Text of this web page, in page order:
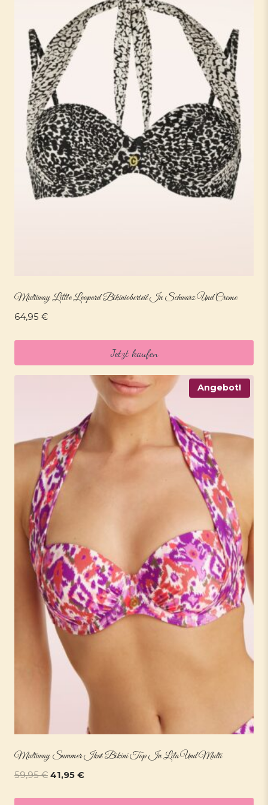
Multiway Little Leopard Bikinioberteil In Schwarz Und Creme
64,95 €
Jetzt kaufen
Angebot!
Multiway Summer Ikat Bikini Top In Lila Und Multi
59,95€ Ursprünglicher
41,95 €Aktueller